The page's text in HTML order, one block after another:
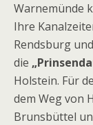
Warnemünde
Ihre
Rendsburg
die
Holstein. Für
dem Weg von
Brunsbüttel